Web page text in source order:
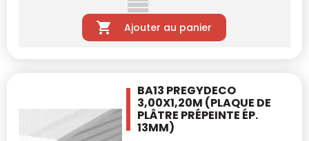
Ajouter au panier
BA13 PREGYDECO
3,00X1,20M (PLAQUE DE
PLÂTRE PRÉPEINTE ÉP.
13MM)